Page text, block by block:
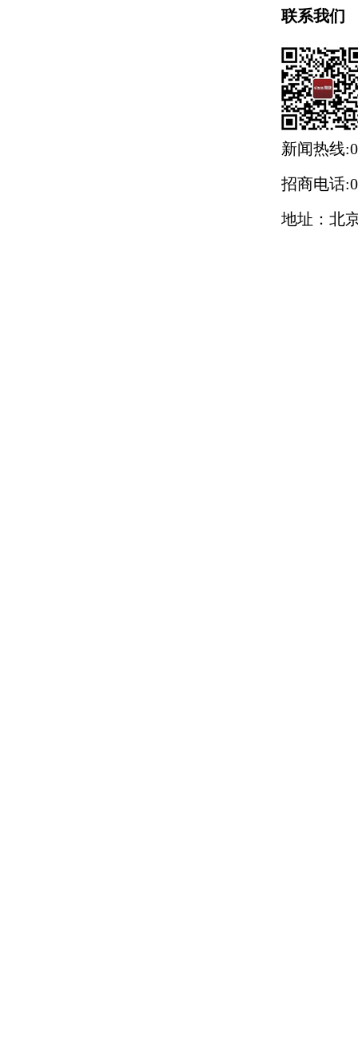
联系我们
新闻热线
招商电话
地址：北